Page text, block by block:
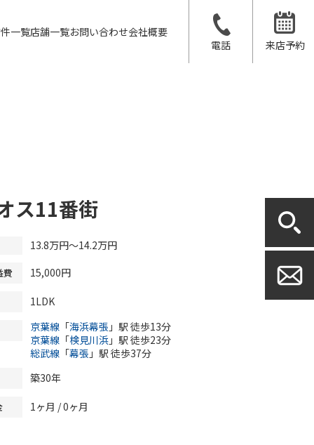
一覧店舗一覧お問い合わせ会社概要
電話
来店予約
ス11番街
13.8万円～14.2万円
費 15,000円
1LDK
京葉線 「海浜幕張 」駅 徒歩13分
京葉線 「検見川浜 」駅 徒歩23分
総武線 「幕張 」駅 徒歩37分
築30年
1ヶ月 /0ヶ月